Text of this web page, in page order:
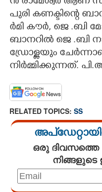
പു​രി​ ​ക​ണ​ക്ടി​ന്റെ​
ർ​മി​ ​കൗ​ർ,​ ​ജെ​ .​ബി​
ബാ​ന​റി​ൽ​ ​ജെ​ .​ബി​
ഡ്രോ​ള്ള​യും​
നി​ർ​മ്മി​ക്കു​ന്ന​ത്.​
RELATED TOPICS: SS
ഒരു